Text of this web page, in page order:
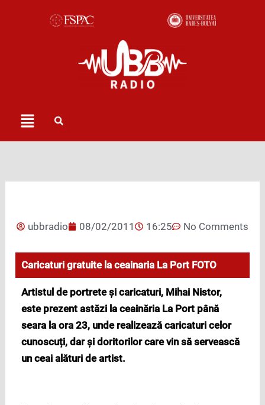
Menu
ubbradio 08/02/2011 16:25 No Comments
Caricaturi gratuite la ceainaria La Port FOTO
Artistul de portreteși caricaturi, Mihai Nistor,
este prezent astăzi la ceainăria La Port până
seara la ora 23, unde realizează caricaturi celor
cunoscuți, dar și doritorilor care vin să servească
un ceai alături de artist.